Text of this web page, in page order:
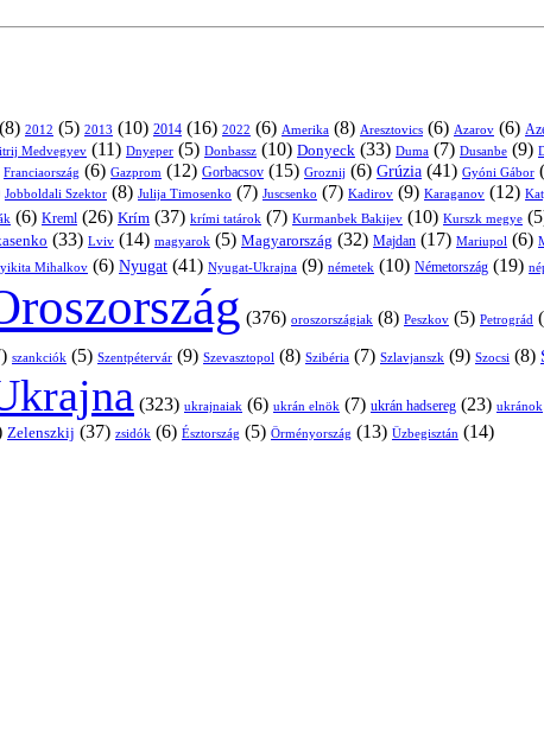
(8) 2012 (5) 2013 (10) 2014 (16) 2022 (6) Amerika (8) Aresztovics (6) Azarov (6)
Medvegyev (11) Dnyeper (5) Donbassz (10) Donyeck (33) Duma (7) Dusanbe (9)
Franciaország (6) Gazprom (12) Gorbacsov (15) Groznij (6) Grúzia (41) Gyóni Gábor
Jobboldali Szektor (8) Julija Timosenko (7) Juscsenko (7) Kadirov (9) Karaganov (12)
(6) Kreml (26) Krím (37) krími tatárok (7) Kurmanbek Bakijev (10) Kurszk megye
(33) Lviv (14) magyarok (5) Magyarország (32) Majdan (17) Mariupol (6)
Mihalkov (6) Nyugat (41) Nyugat-Ukrajna (9) németek (10) Németország (19)
(376) oroszországiak (8) Peszkov (5) Petrográd
szankciók (5) Szentpétervár (9) Szevasztopol (8) Szibéria (7) Szlavjanszk (9) Szocsi (8)
(323) ukrajnaiak (6) ukrán elnök (7) ukrán hadsereg (23) ukránok
Zelenszkij (37) zsidók (6) Észtország (5) Örményország (13) Üzbegisztán (14)